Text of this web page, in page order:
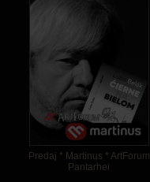
Predaj * Martinus * ArtForum
Pantarhei